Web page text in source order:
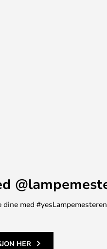
med
HER